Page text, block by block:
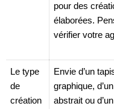
pour des
élaborées.
vérifier votre
Le type
de
création
Envie d’un
graphique,
abstrait ou